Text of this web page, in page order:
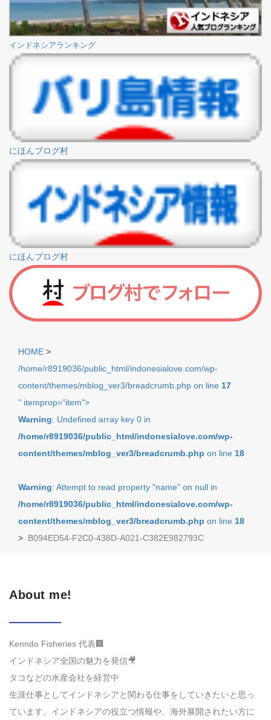
インドネシアランキング
にほんブログ村
にほんブログ村
HOME >
/home/r8919036/public_html/indonesialove.com/wp-
content/themes/mblog_ver3/breadcrumb.php on line 17
" itemprop="item">
Warning: Undefined array key 0 in
/home/r8919036/public_html/indonesialove.com/wp-
content/themes/mblog_ver3/breadcrumb.php on line 18
Warning: Attempt to read property "name" on null in
/home/r8919036/public_html/indonesialove.com/wp-
content/themes/mblog_ver3/breadcrumb.php on line 18
> B094ED54-F2C0-438D-A021-C382E982793C
About me!
Kenndo Fisheries 代表🏢
インドネシア全国の魅力を発信🎥
タコなどの水産会社を経営中
生涯仕事としてインドネシアと関わる仕事をしていきたいと思っ
ています。インドネシアの役立つ情報や、海外展開されたい方に